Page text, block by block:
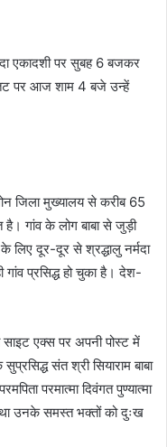
एकादशी पर सुबह 6 बजकर
तट पर आज शाम 4 बजे उन्हें
जिला मुख्यालय से करीब 65
है। गांव के लोग बाबा से जुड़ी
लिए दूर-दूर से श्रद्धालु नर्मदा
प्रसिद्ध हो चुका है। देश-
साइट एक्स पर अपनी पोस्ट में
संत श्री सियाराम बाबा
परमात्मा दिवंगत पुण्यात्मा
उनके समस्त भक्तों को दुःख